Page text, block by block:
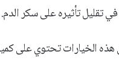
تقليل تأثيره على سكر الدم.
هذه الخيارات تحتوي على